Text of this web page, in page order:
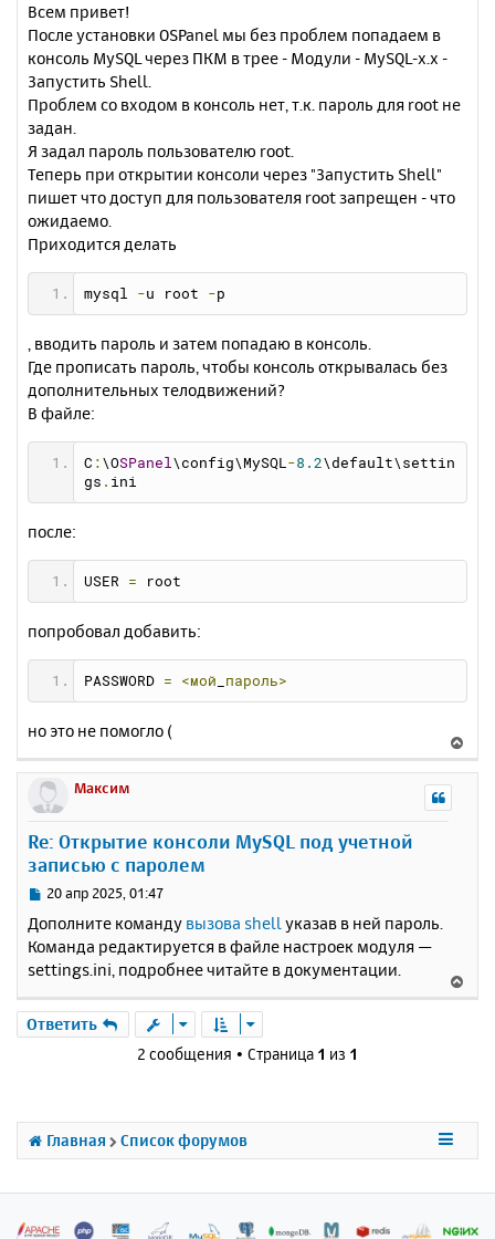
о
б
щ
е
н
е
Всем привет!
После установки OSPanel мы без проблем попадаем в
консоль MySQL через ПКМ в трее - Модули - MySQL-x.x -
Запустить Shell.
Проблем со входом в консоль нет, т.к. пароль для root не
задан.
Я задал пароль пользователю root.
Теперь при открытии консоли через "Запустить Shell"
пишет что доступ для пользователя root запрещен - что
ожидаемо.
Приходится делать
mysql -u root -p
, вводить пароль и затем попадаю в консоль.
Где прописать пароль, чтобы консоль открывалась без
дополнительных телодвижений?
В файле:
C : \OSPanel\config\MySQL-8.2\default\settin
gs . ini
после:
USER = root
попробовал добавить:
PASSWORD = <мой пароль>
но это не помогло (
е
Максим
Re: Открытие консоли MySQL под учетной
записью с паролем
С
о
б
щ
н
и
20 апр 2025, 01:47
Дополните команду вызова shellуказав в ней пароль.
Команда редактируется в файле настроек модуля —
settings.ini, подробнее читайте в документации.
е
с
н
ч
Ответить
2 сообщения • Страница 1 из 1
Главная Список форумов